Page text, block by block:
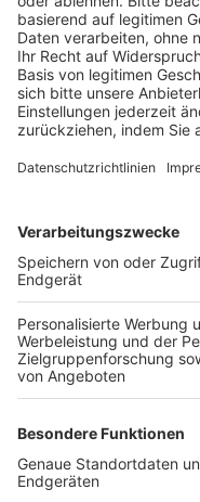
BFV-Geschäftsstellen
Trainerbörse
Login SpielPlus
FOLGE DEM BFV
TOP-VEREINE
TOP-PARTNER